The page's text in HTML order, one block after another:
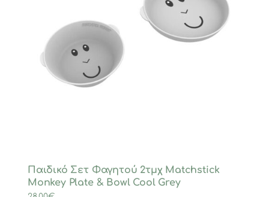
Παιδικό Σετ Φαγητού 2τμχ Matchstick
Monkey Plate & Bowl Cool Grey